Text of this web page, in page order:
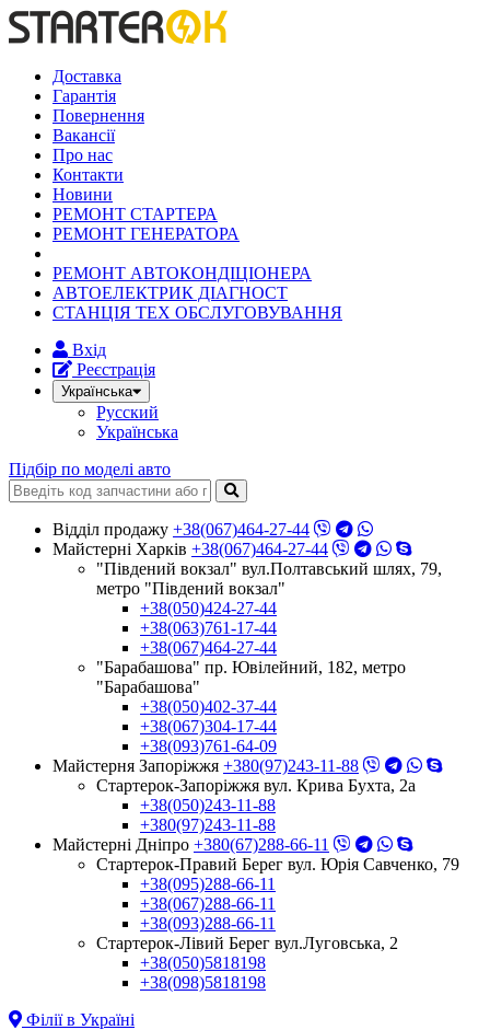
Доставка
Гарантія
Повернення
Вакансії
Про нас
Контакти
Новини
РЕМОНТ СТАРТЕРА
РЕМОНТ ГЕНЕРАТОРА
РЕМОНТ АВТОКОНДІЦІОНЕРА
АВТОЕЛЕКТРИК ДІАГНОСТ
СТАНЦІЯ ТЕХ ОБСЛУГОВУВАННЯ
Вхід
Реєстрація
Українська
Русский
Українська
Підбір по моделі авто
Відділ продажу +38(067)464-27-44
Майстерні Харків +38(067)464-27-44
"Південий вокзал" вул.Полтавський шлях, 79,
метро "Південий вокзал"
+38(050)424-27-44
+38(063)761-17-44
+38(067)464-27-44
"Барабашова" пр. Ювілейний, 182, метро
"Барабашова"
+38(050)402-37-44
+38(067)304-17-44
+38(093)761-64-09
Майстерня Запоріжжя +380(97)243-11-88
Стартерок-Запоріжжя вул. Крива Бухта, 2а
+38(050)243-11-88
+380(97)243-11-88
Майстерні Днiпро +380(67)288-66-11
Стартерок-Правий Берег вул. Юрія Савченко, 79
+38(095)288-66-11
+38(067)288-66-11
+38(093)288-66-11
Стартерок-Лівий Берег вул.Луговська, 2
+38(050)5818198
+38(098)5818198
Філії в Україні